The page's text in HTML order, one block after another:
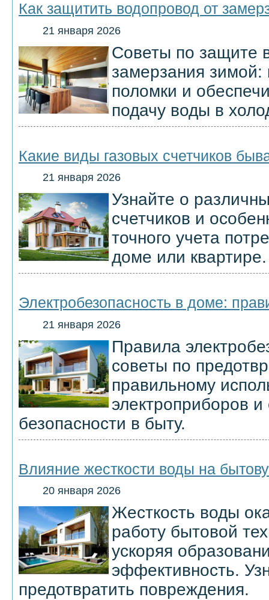
Как защитить водопровод от
21 января 2026
Советы по защите
замерзания зимой:
поломки и
подачу воды в
Какие виды газовых счетчиков
21 января 2026
Узнайте о
счетчиков и
точного учета
доме или квартире.
Электробезопасность в доме:
21 января 2026
Правила
советы по
правильному
электроприборов
безопасности в быту.
Влияние жесткости воды на
20 января 2026
Жесткость воды
работу бытовой
ускоряя
эффективность.
предотвратить повреждения.